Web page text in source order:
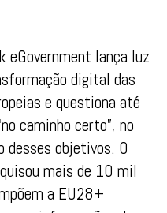
eGovernment lança luz
digital das
e questiona até
caminho certo”, no
desses objetivos. O
mais de 10 mil
a EU28+